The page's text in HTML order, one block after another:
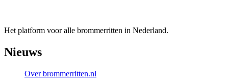
Het platform voor alle brommerritten in Nederland.
Nieuws
Over brommerritten.nl